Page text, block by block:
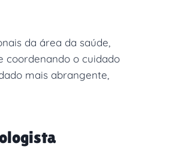
da área da saúde,
coordenando o cuidado
mais abrangente,